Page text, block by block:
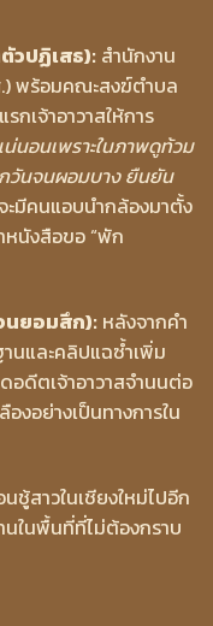
วปฏิเสธ): สำนักงาน
พร้อมคณะสงฆ์ตำบล
เจ้าอาวาสให้การ
น่นอนเพราะในภาพดูท้วม
วันจนผอมบาง ยืนยัน
ะมีคนแอบนำกล้องมาตั้ง
หนังสือขอ “พัก
นยอมสึก): หลังจากคำ
นและคลิปแฉซ้ำเพิ่ม
อดีตเจ้าอาวาสจำนนต่อ
งอย่างเป็นทางการใน
ชู้สาวในเชียงใหม่ไปอีก
นในพื้นที่ที่ไม่ต้องกราบ